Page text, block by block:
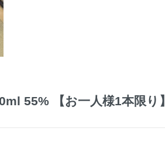
55% 【お一人様1本限り】